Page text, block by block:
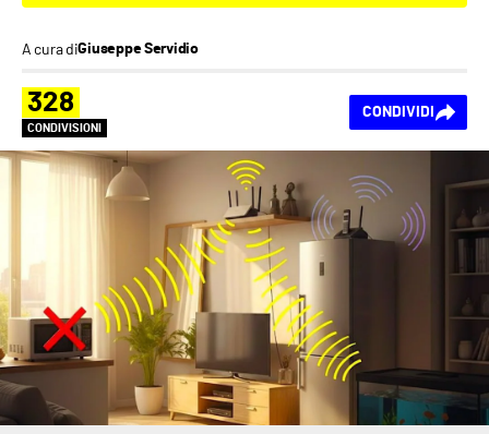
A cura diGiuseppe Servidio
328
CONDIVISIONI
CONDIVIDI